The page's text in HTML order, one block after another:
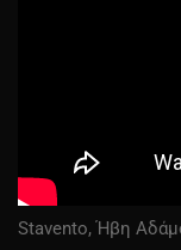
Stavento, Ήβη